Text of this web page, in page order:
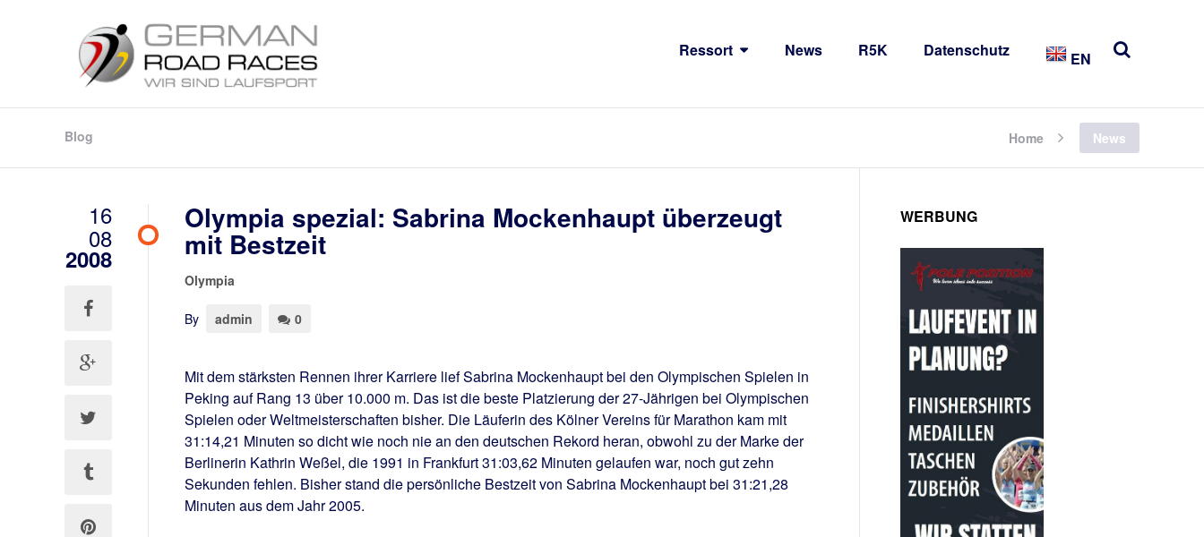
Ressort News R5K Datenschutz EN
Blog Home News
16
08
2008
Olympia spezial: Sabrina Mockenhaupt überzeugt
mit Bestzeit
Olympia
By admin 0
Mit dem stärksten Rennen ihrer Karriere lief Sabrina Mockenhaupt bei den Olympischen Spielen in
Peking auf Rang 13 über 10.000 m. Das ist die beste Platzierung der 27-Jährigen bei Olympischen
Spielen oder Weltmeisterschaften bisher. Die Läuferin des Kölner Vereins für Marathon kam mit
31:14,21 Minuten so dicht wie noch nie an den deutschen Rekord heran, obwohl zu der Marke der
Berlinerin Kathrin Weßel, die 1991 in Frankfurt 31:03,62 Minuten gelaufen war, noch gut zehn
Sekunden fehlen. Bisher stand die persönliche Bestzeit von Sabrina Mockenhaupt bei 31:21,28
Minuten aus dem Jahr 2005.
WERBUNG